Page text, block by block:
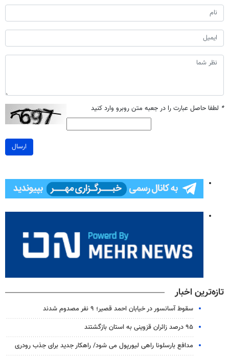
* لطفا حاصل عبارت را در جعبه متن روبرو وارد کنید
ارسال
تازه‌ترین اخبار
سقوط آسانسور در خیابان احمد قصیر؛ ۹ نفر مصدوم شدند
۹۵ درصد زائران قزوینی به استان بازگشتند
مدافع بارسلونا راهی لیورپول می شود/ راهکار جدید برای جذب رودری